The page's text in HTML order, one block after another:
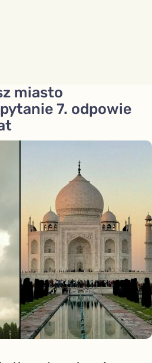
miasto
7. odpowie